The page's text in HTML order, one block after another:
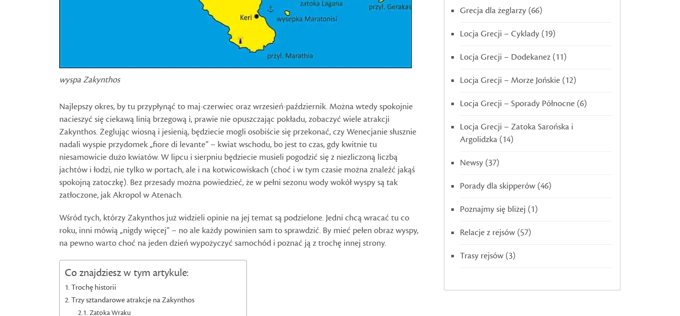
wyspa Zakynthos
Najlepszy okres, by tu przypłynąć to maj-czerwiec oraz wrzesień-październik. Można wtedy spokojnie
nacieszyć się ciekawą linią brzegową i, prawie nie opuszczając pokładu, zobaczyć wiele atrakcji
Zakynthos. Żeglując wiosną i jesienią, będziecie mogli osobiście się przekonać, czy Wenecjanie słusznie
nadali wyspie przydomek „fiore di levante” – kwiat wschodu, bo jest to czas, gdy kwitnie tu
niesamowicie dużo kwiatów. W lipcu i sierpniu będziecie musieli pogodzić się z niezliczoną liczbą
jachtów i łodzi, nie tylko w portach, ale i na kotwicowiskach (choć i w tym czasie można znaleźć jakąś
spokojną zatoczkę). Bez przesady można powiedzieć, że w pełni sezonu wody wokół wyspy są tak
zatłoczone, jak Akropol w Atenach.
Wśród tych, którzy Zakynthos już widzieli opinie na jej temat są podzielone. Jedni chcą wracać tu co
roku, inni mówią „nigdy więcej” – no ale każdy powinien sam to sprawdzić. By mieć pełen obraz wyspy,
na pewno warto choć na jeden dzień wypożyczyć samochód i poznać ją z trochę innej strony.
Co znajdziesz w tym artykule:
Trochę historii
Trzy sztandarowe atrakcje na Zakynthos
Zatoka Wraku
Grecja dla żeglarzy (66)
Locja Grecji – Cyklady (19)
Locja Grecji – Dodekanez (11)
Locja Grecji – Morze Jońskie (12)
Locja Grecji – Sporady Północne (6)
Locja Grecji – Zatoka Sarońska i
Argolidzka (14)
Newsy (37)
Porady dla skipperów (46)
Poznajmy się bliżej (1)
Relacje z rejsów (57)
Trasy rejsów (3)